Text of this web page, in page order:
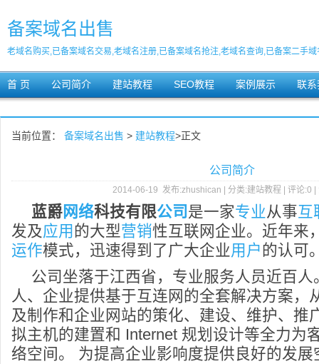
备案域名出售
老域名购买,已备案域名交易,老域名注册,已备案域名抢注,老域名查询,已备案二手
首 页 公司简介 建站教程 SEO教程 案例展示 联系
当前位置： 备案域名出售 > 建站教程>正文
公司简介
2014-06-19 发布:zhushican | 分类:建站教程 | 评论:0 |
蓝爵网络科技有限公司 是一家专业从事互
发及应用 的大型营销性互联网企业。近年来
运作模式，迅速得到了广大企业用户 的认可
公司坐落于江西省，专业服务人员近百
人、企业提供基于互连网的全套解决方案，
及制作和企业网站的策化、建设、维护、推
拟主机的建置和 Internet 规划设计等全力为
络空间。 为提高企业影响度提供良好的发展